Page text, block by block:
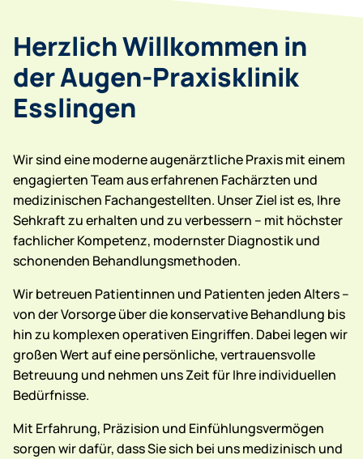
Herzlich Willkommen in
der Augen-Praxisklinik
Esslingen
Wir sind eine moderne augenärztliche Praxis mit einem
engagierten Team aus erfahrenen Fachärzten und
medizinischen Fachangestellten. Unser Ziel ist es, Ihre
Sehkraft zu erhalten und zu verbessern – mit höchster
fachlicher Kompetenz, modernster Diagnostik und
schonenden Behandlungsmethoden.
Wir betreuen Patientinnen und Patienten jeden Alters –
von der Vorsorge über die konservative Behandlung bis
hin zu komplexen operativen Eingriffen. Dabei legen wir
großen Wert auf eine persönliche, vertrauensvolle
Betreuung und nehmen uns Zeit für Ihre individuellen
Bedürfnisse.
Mit Erfahrung, Präzision und Einfühlungsvermögen
sorgen wir dafür, dass Sie sich bei uns medizinisch und